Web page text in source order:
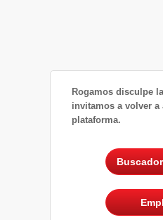
Rogamos disculpe
invitamos a volver a
plataforma.